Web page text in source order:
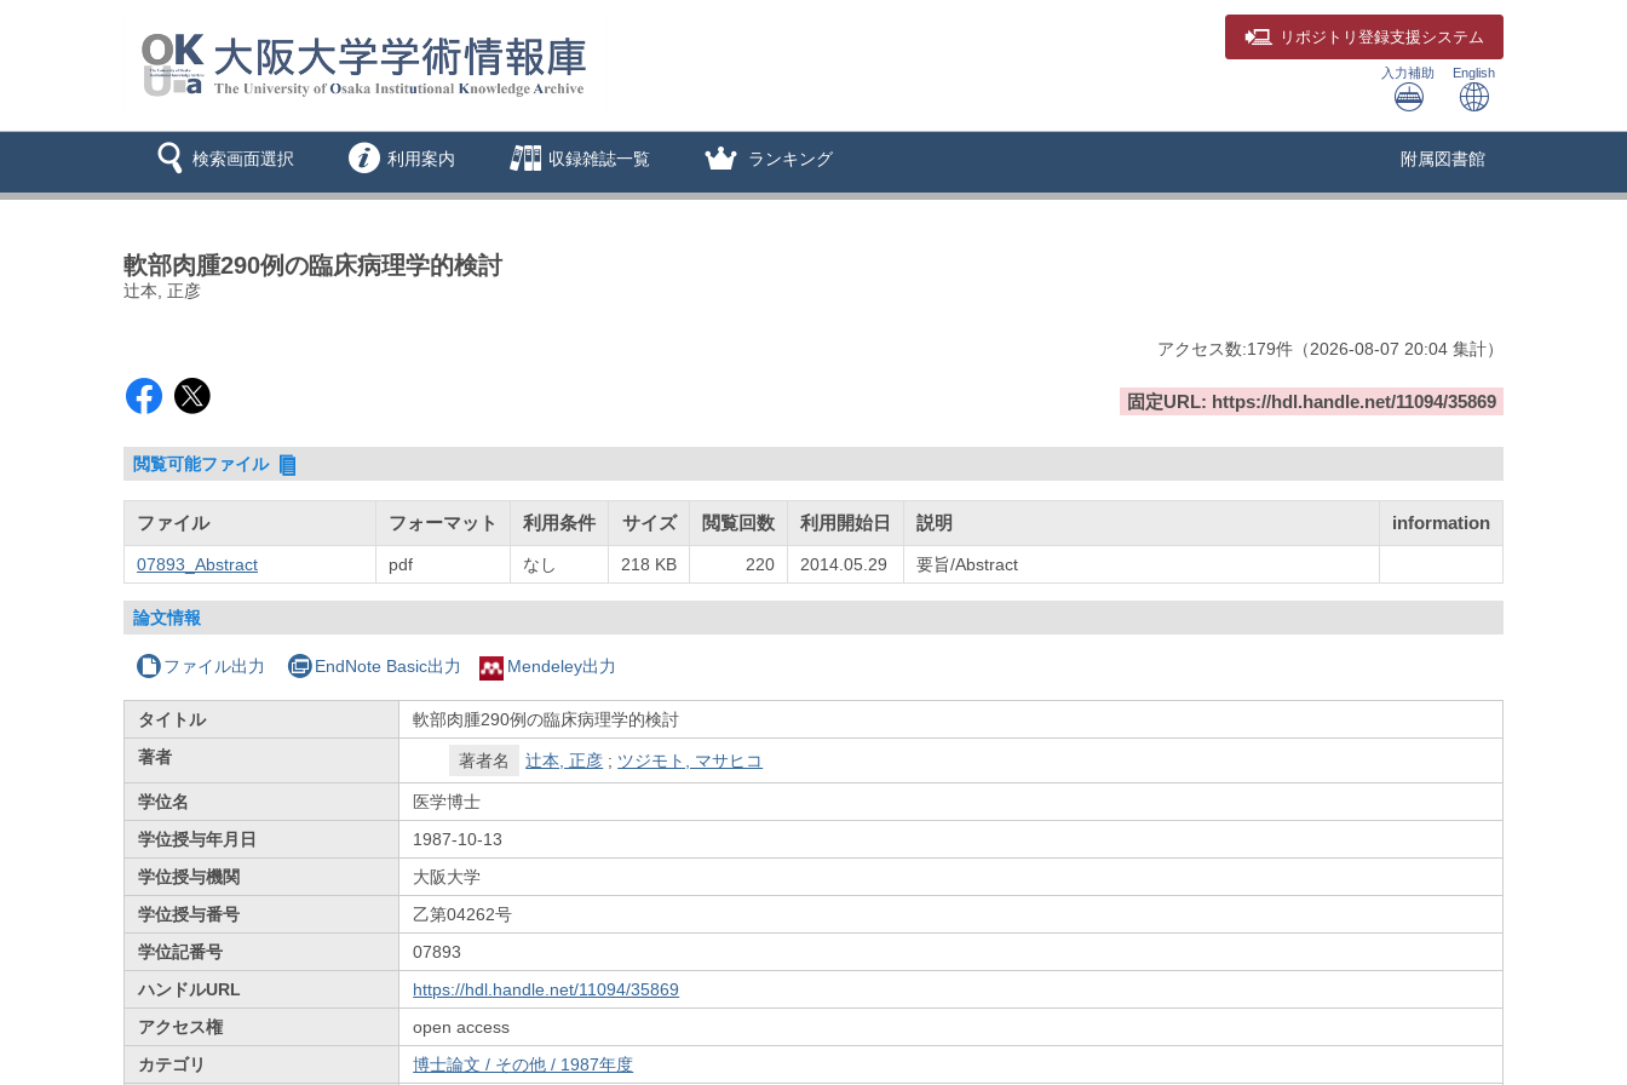
リポジトリ 登録支援システム
入力補助 English
検索画面選択 利用案内 収録雑誌一覧 ランキング 附属図書館
軟部肉腫290例の臨床病理学的検討
辻本, 正彦
アクセス数:179件 （2026-08-07 20:04 集計）
固定URL: https://hdl.handle.net/11094/35869
閲覧可能ファイル
ファイル フォーマット 利用条件 サイズ 閲覧回数 利用開始日 説明 information
07893_Abstract pdf なし 218 KB 220 2014.05.29 要旨/Abstract
論文情報
ファイル出力 EndNote Basic出力 Mendeley出力
タイトル
軟部肉腫290例の臨床病理学的検討
著者
著者名 辻本, 正彦 ; ツジモト, マサヒコ
学位名
医学博士
学位授与年月日
1987-10-13
学位授与機関
大阪大学
学位授与番号
乙第04262号
学位記番号
07893
ハンドルURL
https://hdl.handle.net/11094/35869
アクセス権
open access
カテゴリ
博士論文 / その他 / 1987年度